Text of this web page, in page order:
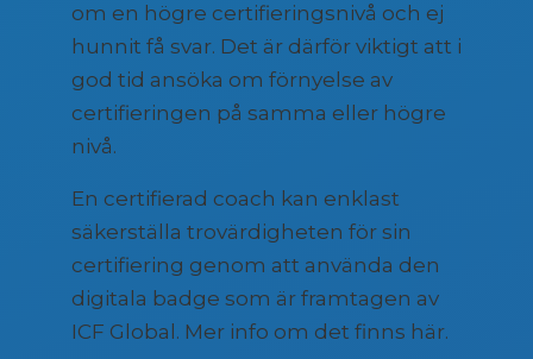
om en högre certifieringsnivå och ej
hunnit få svar. Det är därför viktigt att i
god tid ansöka om förnyelse av
certifieringen på samma eller högre
nivå.
En certifierad coach kan enklast
säkerställa trovärdigheten för sin
certifiering genom att använda den
digitala badge som är framtagen av
ICF Global. Mer info om det finns här.